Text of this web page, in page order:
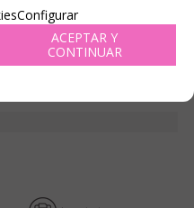
Italiano, Polaco)
Configurar
ACEPTAR Y
CONTINUAR